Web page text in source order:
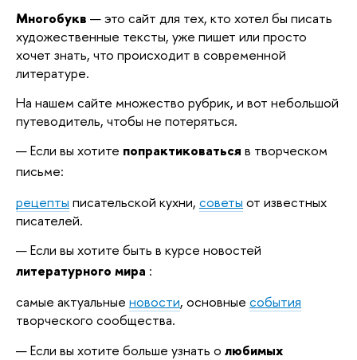
Многобукв — это сайт для тех, кто хотел бы писать
художественные тексты, уже пишет или просто
хочет знать, что происходит в современной
литературе.
На нашем сайте множество рубрик, и вот небольшой
путеводитель, чтобы не потеряться.
Если вы хотите попрактиковаться в творческом
письме:
рецепты писательской кухни, советы от известных
писателей.
Если вы хотите быть в курсе новостей
литературного мира :
самые актуальные новости, основные события
творческого сообщества.
Если вы хотите больше узнать о любимых